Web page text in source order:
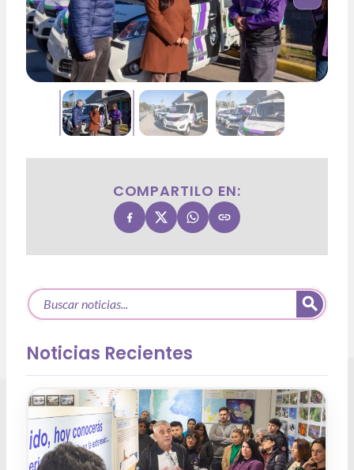
COMPARTILO EN:
Noticias Recientes